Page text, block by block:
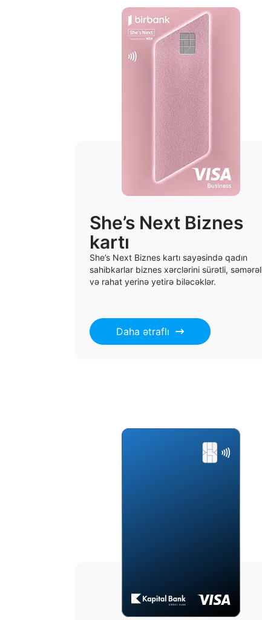
She’s Next Biznes
kartı
She’s Next Biznes kartı sayəsində qadın
sahibkarlar biznes xərclərini sürətli,
və rahat yerinə yetirə biləcəklər.
Daha ətraflı